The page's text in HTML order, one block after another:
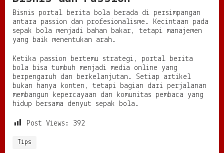
Bisnis portal berita bola berada di persimpangan
antara passion dan profesionalisme. Kecintaan pada
sepak bola menjadi bahan bakar, tetapi manajemen
yang baik menentukan arah.
Ketika passion bertemu strategi, portal berita
bola bisa tumbuh menjadi media online yang
berpengaruh dan berkelanjutan. Setiap artikel
bukan hanya konten, tetapi bagian dari perjalanan
membangun kepercayaan dan komunitas pembaca yang
hidup bersama denyut sepak bola.
Post Views: 392
Tips